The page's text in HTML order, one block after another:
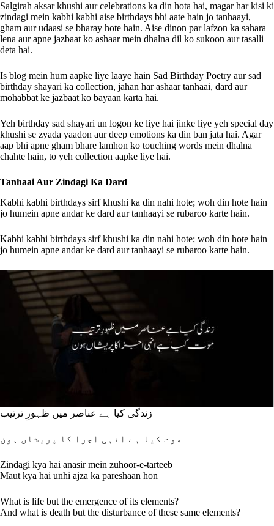
Salgirah aksar khushi aur celebrations ka din hota hai, magar har kisi ki
zindagi mein kabhi kabhi aise birthdays bhi aate hain jo tanhaayi,
gham aur udaasi se bharay hote hain. Aise dinon par lafzon ka sahara
lena aur apne jazbaat ko ashaar mein dhalna dil ko sukoon aur tasalli
deta hai.
Is blog mein hum aapke liye laaye hain Sad Birthday Poetry aur sad
birthday shayari ka collection, jahan har ashaar tanhaai, dard aur
mohabbat ke jazbaat ko bayaan karta hai.
Yeh birthday sad shayari un logon ke liye hai jinke liye yeh special day
khushi se zyada yaadon aur deep emotions ka din ban jata hai. Agar
aap bhi apne gham bhare lamhon ko touching words mein dhalna
chahte hain, to yeh collection aapke liye hai.
Tanhaai Aur Zindagi Ka Dard
Kabhi kabhi birthdays sirf khushi ka din nahi hote; woh din hote hain
jo humein apne andar ke dard aur tanhaayi se rubaroo karte hain.
Kabhi kabhi birthdays sirf khushi ka din nahi hote; woh din hote hain
jo humein apne andar ke dard aur tanhaayi se rubaroo karte hain.
زندگی کیا ہے عناصر میں ظہورِ ترتیب
موت کیا ہے انہی اجزا کا پریشاں ہون
Zindagi kya hai anasir mein zuhoor-e-tarteeb
Maut kya hai unhi ajza ka pareshaan hon
What is life but the emergence of its elements?
And what is death but the disturbance of these same elements?